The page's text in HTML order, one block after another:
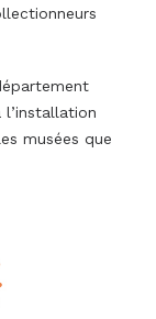
l’installation
musées que